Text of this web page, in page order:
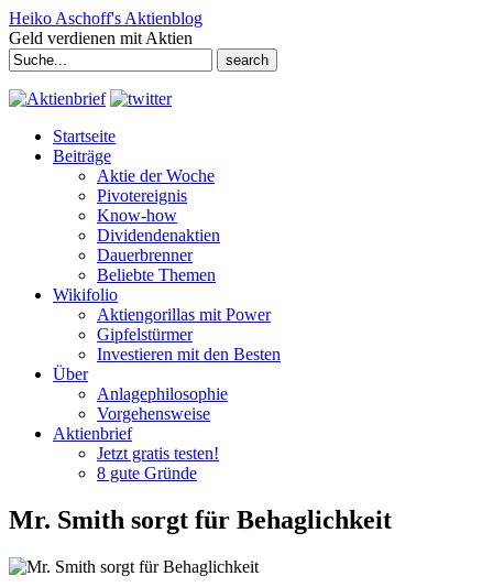
Heiko Aschoff's Aktienblog
Geld verdienen mit Aktien
Search
for:
Startseite
Beiträge
Aktie der Woche
Pivotereignis
Know-how
Dividendenaktien
Dauerbrenner
Beliebte Themen
Wikifolio
Aktiengorillas mit Power
Gipfelstürmer
Investieren mit den Besten
Über
Anlagephilosophie
Vorgehensweise
Aktienbrief
Jetzt gratis testen!
8 gute Gründe
Mr. Smith sorgt für Behaglichkeit